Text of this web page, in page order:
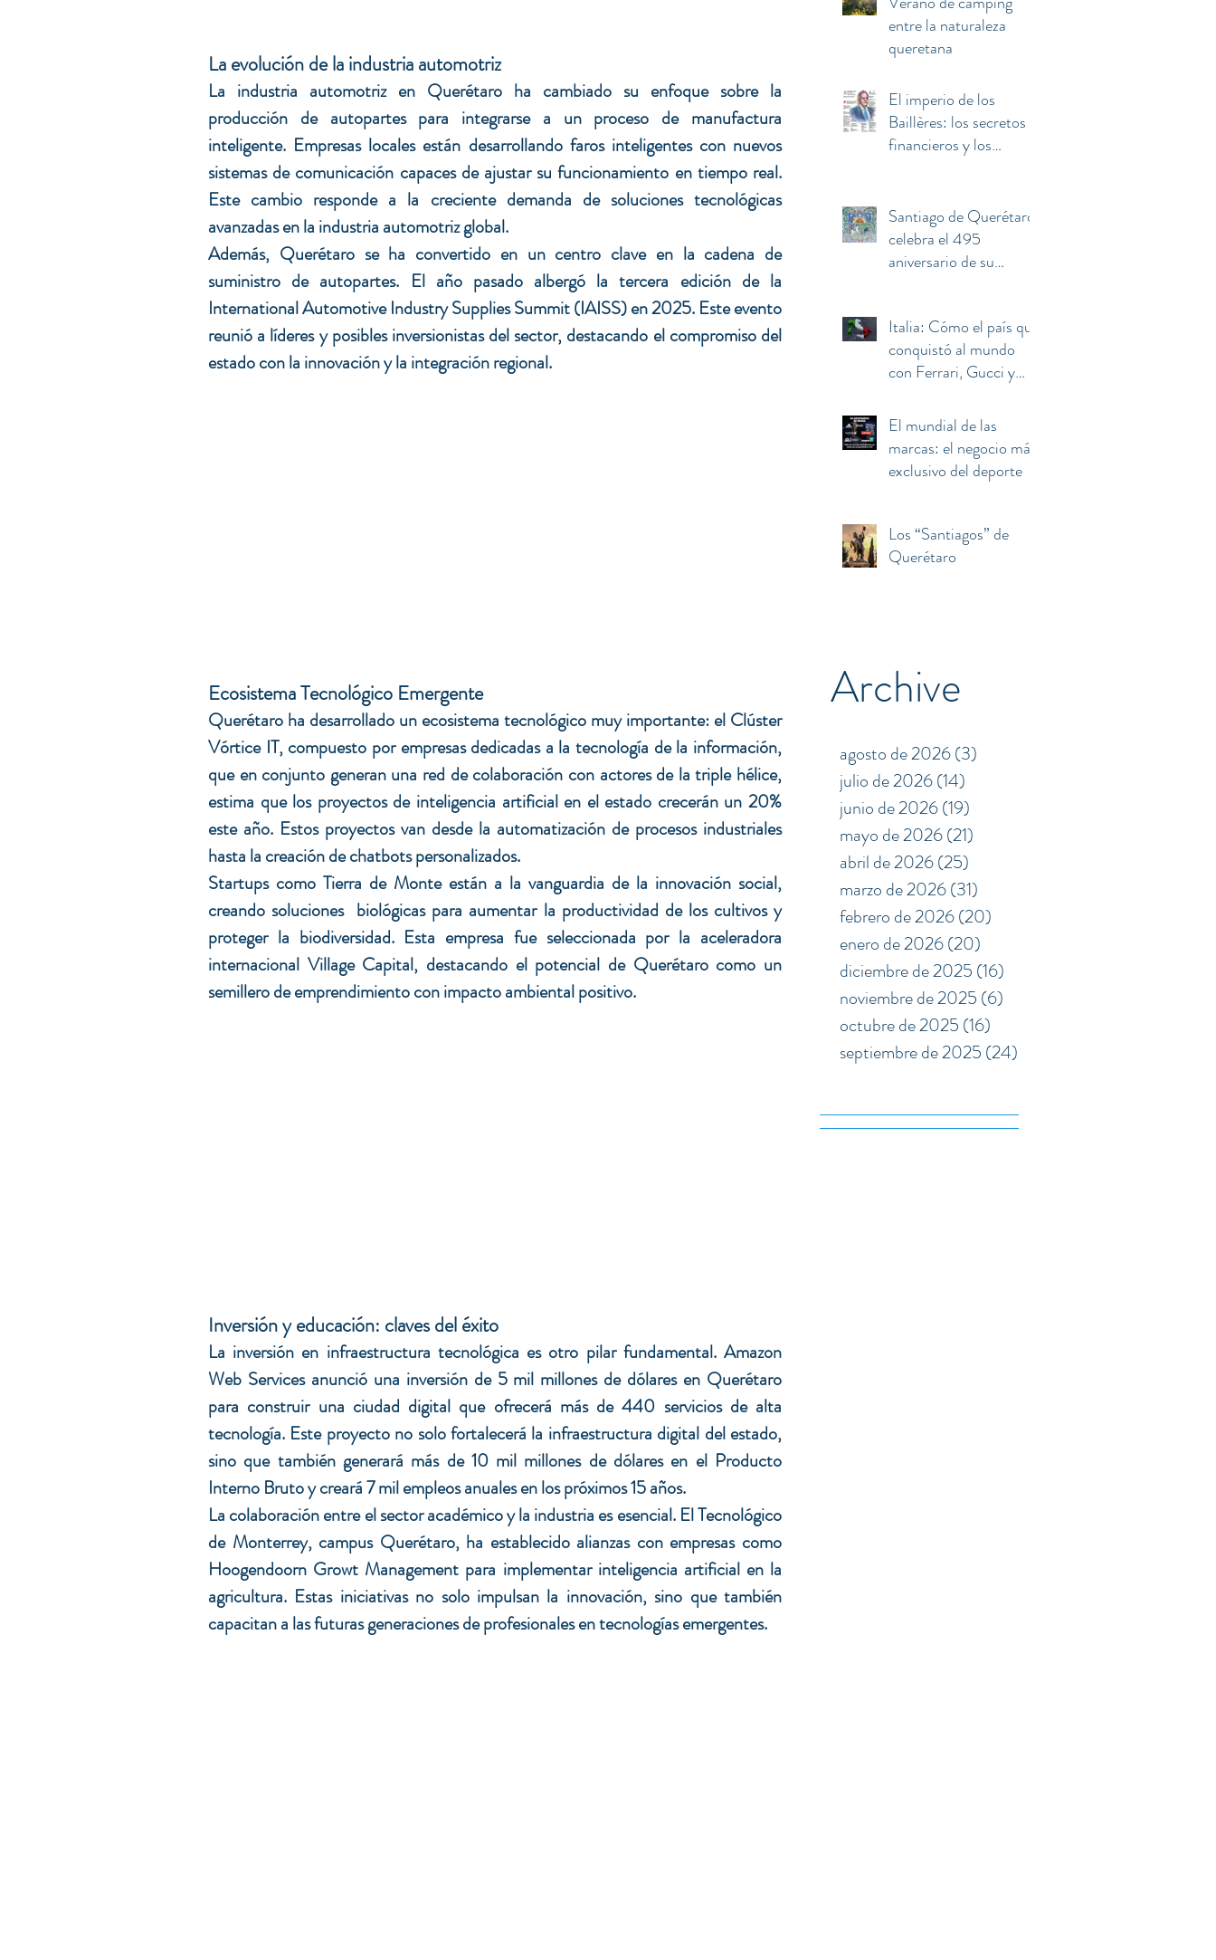
La evolución de la industria automotriz
La industria automotriz en Querétaro ha cambiado su enfoque sobre la
producción de autopartes para integrarse a un proceso de manufactura
inteligente. Empresas locales están desarrollando faros inteligentes con nuevos
sistemas de comunicación capaces de ajustar su funcionamiento en tiempo real.
Este cambio responde a la creciente demanda de soluciones tecnológicas
avanzadas en la industria automotriz global.
Además, Querétaro se ha convertido en un centro clave en la cadena de
suministro de autopartes. El año pasado albergó la tercera edición de la
International Automotive Industry Supplies Summit (IAISS) en 2025. Este evento
reunió a líderes y posibles inversionistas del sector, destacando el compromiso del
estado con la innovación y la integración regional.
Ecosistema Tecnológico Emergente
Querétaro ha desarrollado un ecosistema tecnológico muy importante: el Clúster
estima que los proyectos de inteligencia artificial en el estado crecerán un 20%
este año. Estos proyectos van desde la automatización de procesos industriales
hasta la creación de chatbots personalizados.
Startups como Tierra de Monte están a la vanguardia de la innovación social,
creando soluciones  biológicas para aumentar la productividad de los cultivos y
proteger la biodiversidad. Esta empresa fue seleccionada por la aceleradora
internacional Village Capital, destacando el potencial de Querétaro como un
semillero de emprendimiento con impacto ambiental positivo.
Inversión y educación: claves del éxito
La inversión en infraestructura tecnológica es otro pilar fundamental. Amazon
Web Services anunció una inversión de 5 mil millones de dólares en Querétaro
para construir una ciudad digital que ofrecerá más de 440 servicios de alta
tecnología. Este proyecto no solo fortalecerá la infraestructura digital del estado,
sino que también generará más de 10 mil millones de dólares en el Producto
Interno Bruto y creará 7 mil empleos anuales en los próximos 15 años.
La colaboración entre el sector académico y la industria es esencial. El Tecnológico
de Monterrey, campus Querétaro, ha establecido alianzas con empresas como
Hoogendoorn Growt Management para implementar inteligencia artificial en la
agricultura. Estas iniciativas no solo impulsan la innovación, sino que también
capacitan a las futuras generaciones de profesionales en tecnologías emergentes.
entre la naturaleza
queretana
El imperio de los
Baillères: los secretos
financieros y los
El Palacio de Hierro
Santiago de Querétaro
celebra el 495
aniversario de su
Italia: Cómo el país que
conquistó al mundo
con Ferrari, Gucci y
atrapado entre el euro,
Berlusconi y China
El mundial de las
marcas: el negocio más
exclusivo del deporte
Los “Santiagos” de
Querétaro
Archive
agosto de 2026(3)
julio de 2026(14)
junio de 2026(19)
mayo de 2026(21)
abril de 2026(25)
marzo de 2026(31)
febrero de 2026(20)
enero de 2026(20)
diciembre de 2025 (16)
noviembre de 2025 (6)
octubre de 2025 (16)
septiembre de 2025 (24)